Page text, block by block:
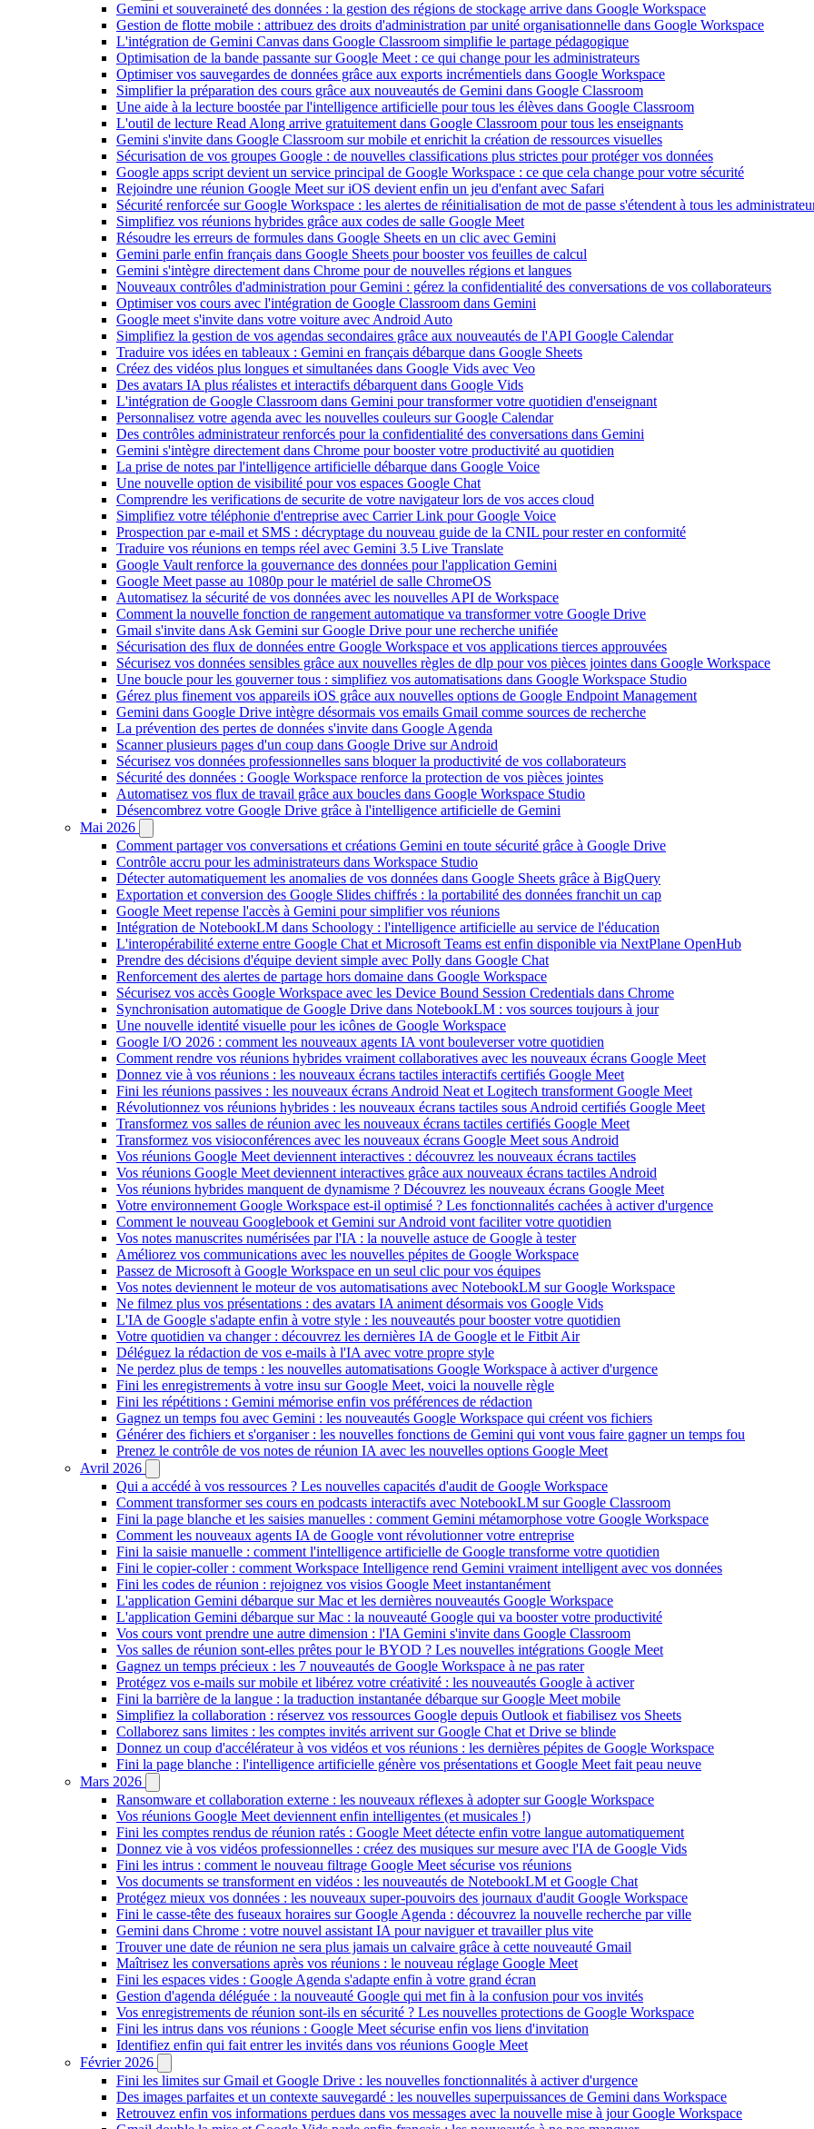
Gemini et souveraineté des données : la gestion des régions de stockage arrive dans Google Workspace
Gestion de flotte mobile : attribuez des droits d'administration par unité organisationnelle dans Google Workspace
L'intégration de Gemini Canvas dans Google Classroom simplifie le partage pédagogique
Optimisation de la bande passante sur Google Meet : ce qui change pour les administrateurs
Optimiser vos sauvegardes de données grâce aux exports incrémentiels dans Google Workspace
Simplifier la préparation des cours grâce aux nouveautés de Gemini dans Google Classroom
Une aide à la lecture boostée par l'intelligence artificielle pour tous les élèves dans Google Classroom
L'outil de lecture Read Along arrive gratuitement dans Google Classroom pour tous les enseignants
Gemini s'invite dans Google Classroom sur mobile et enrichit la création de ressources visuelles
Sécurisation de vos groupes Google : de nouvelles classifications plus strictes pour protéger vos données
Google apps script devient un service principal de Google Workspace : ce que cela change pour votre sécurité
Rejoindre une réunion Google Meet sur iOS devient enfin un jeu d'enfant avec Safari
Sécurité renforcée sur Google Workspace : les alertes de réinitialisation de mot de passe s'étendent à tous les
Simplifiez vos réunions hybrides grâce aux codes de salle Google Meet
Résoudre les erreurs de formules dans Google Sheets en un clic avec Gemini
Gemini parle enfin français dans Google Sheets pour booster vos feuilles de calcul
Gemini s'intègre directement dans Chrome pour de nouvelles régions et langues
Nouveaux contrôles d'administration pour Gemini : gérez la confidentialité des conversations de vos collaborateurs
Optimiser vos cours avec l'intégration de Google Classroom dans Gemini
Google meet s'invite dans votre voiture avec Android Auto
Simplifiez la gestion de vos agendas secondaires grâce aux nouveautés de l'API Google Calendar
Traduire vos idées en tableaux : Gemini en français débarque dans Google Sheets
Créez des vidéos plus longues et simultanées dans Google Vids avec Veo
Des avatars IA plus réalistes et interactifs débarquent dans Google Vids
L'intégration de Google Classroom dans Gemini pour transformer votre quotidien d'enseignant
Personnalisez votre agenda avec les nouvelles couleurs sur Google Calendar
Des contrôles administrateur renforcés pour la confidentialité des conversations dans Gemini
Gemini s'intègre directement dans Chrome pour booster votre productivité au quotidien
La prise de notes par l'intelligence artificielle débarque dans Google Voice
Une nouvelle option de visibilité pour vos espaces Google Chat
Comprendre les verifications de securite de votre navigateur lors de vos acces cloud
Simplifiez votre téléphonie d'entreprise avec Carrier Link pour Google Voice
Prospection par e-mail et SMS : décryptage du nouveau guide de la CNIL pour rester en conformité
Traduire vos réunions en temps réel avec Gemini 3.5 Live Translate
Google Vault renforce la gouvernance des données pour l'application Gemini
Google Meet passe au 1080p pour le matériel de salle ChromeOS
Automatisez la sécurité de vos données avec les nouvelles API de Workspace
Comment la nouvelle fonction de rangement automatique va transformer votre Google Drive
Gmail s'invite dans Ask Gemini sur Google Drive pour une recherche unifiée
Sécurisation des flux de données entre Google Workspace et vos applications tierces approuvées
Sécurisez vos données sensibles grâce aux nouvelles règles de dlp pour vos pièces jointes dans Google Workspace
Une boucle pour les gouverner tous : simplifiez vos automatisations dans Google Workspace Studio
Gérez plus finement vos appareils iOS grâce aux nouvelles options de Google Endpoint Management
Gemini dans Google Drive intègre désormais vos emails Gmail comme sources de recherche
La prévention des pertes de données s'invite dans Google Agenda
Scanner plusieurs pages d'un coup dans Google Drive sur Android
Sécurisez vos données professionnelles sans bloquer la productivité de vos collaborateurs
Sécurité des données : Google Workspace renforce la protection de vos pièces jointes
Automatisez vos flux de travail grâce aux boucles dans Google Workspace Studio
Désencombrez votre Google Drive grâce à l'intelligence artificielle de Gemini
Mai 2026
Comment partager vos conversations et créations Gemini en toute sécurité grâce à Google Drive
Contrôle accru pour les administrateurs dans Workspace Studio
Détecter automatiquement les anomalies de vos données dans Google Sheets grâce à BigQuery
Exportation et conversion des Google Slides chiffrés : la portabilité des données franchit un cap
Google Meet repense l'accès à Gemini pour simplifier vos réunions
Intégration de NotebookLM dans Schoology : l'intelligence artificielle au service de l'éducation
L'interopérabilité externe entre Google Chat et Microsoft Teams est enfin disponible via NextPlane OpenHub
Prendre des décisions d'équipe devient simple avec Polly dans Google Chat
Renforcement des alertes de partage hors domaine dans Google Workspace
Sécurisez vos accès Google Workspace avec les Device Bound Session Credentials dans Chrome
Synchronisation automatique de Google Drive dans NotebookLM : vos sources toujours à jour
Une nouvelle identité visuelle pour les icônes de Google Workspace
Google I/O 2026 : comment les nouveaux agents IA vont bouleverser votre quotidien
Comment rendre vos réunions hybrides vraiment collaboratives avec les nouveaux écrans Google Meet
Donnez vie à vos réunions : les nouveaux écrans tactiles interactifs certifiés Google Meet
Fini les réunions passives : les nouveaux écrans Android Neat et Logitech transforment Google Meet
Révolutionnez vos réunions hybrides : les nouveaux écrans tactiles sous Android certifiés Google Meet
Transformez vos salles de réunion avec les nouveaux écrans tactiles certifiés Google Meet
Transformez vos visioconférences avec les nouveaux écrans Google Meet sous Android
Vos réunions Google Meet deviennent interactives : découvrez les nouveaux écrans tactiles
Vos réunions Google Meet deviennent interactives grâce aux nouveaux écrans tactiles Android
Vos réunions hybrides manquent de dynamisme ? Découvrez les nouveaux écrans Google Meet
Votre environnement Google Workspace est-il optimisé ? Les fonctionnalités cachées à activer d'urgence
Comment le nouveau Googlebook et Gemini sur Android vont faciliter votre quotidien
Vos notes manuscrites numérisées par l'IA : la nouvelle astuce de Google à tester
Améliorez vos communications avec les nouvelles pépites de Google Workspace
Passez de Microsoft à Google Workspace en un seul clic pour vos équipes
Vos notes deviennent le moteur de vos automatisations avec NotebookLM sur Google Workspace
Ne filmez plus vos présentations : des avatars IA animent désormais vos Google Vids
L'IA de Google s'adapte enfin à votre style : les nouveautés pour booster votre quotidien
Votre quotidien va changer : découvrez les dernières IA de Google et le Fitbit Air
Déléguez la rédaction de vos e-mails à l'IA avec votre propre style
Ne perdez plus de temps : les nouvelles automatisations Google Workspace à activer d'urgence
Fini les enregistrements à votre insu sur Google Meet, voici la nouvelle règle
Fini les répétitions : Gemini mémorise enfin vos préférences de rédaction
Gagnez un temps fou avec Gemini : les nouveautés Google Workspace qui créent vos fichiers
Générer des fichiers et s'organiser : les nouvelles fonctions de Gemini qui vont vous faire gagner un temps fou
Prenez le contrôle de vos notes de réunion IA avec les nouvelles options Google Meet
Avril 2026
Qui a accédé à vos ressources ? Les nouvelles capacités d'audit de Google Workspace
Comment transformer ses cours en podcasts interactifs avec NotebookLM sur Google Classroom
Fini la page blanche et les saisies manuelles : comment Gemini métamorphose votre Google Workspace
Comment les nouveaux agents IA de Google vont révolutionner votre entreprise
Fini la saisie manuelle : comment l'intelligence artificielle de Google transforme votre quotidien
Fini le copier-coller : comment Workspace Intelligence rend Gemini vraiment intelligent avec vos données
Fini les codes de réunion : rejoignez vos visios Google Meet instantanément
L'application Gemini débarque sur Mac et les dernières nouveautés Google Workspace
L'application Gemini débarque sur Mac : la nouveauté Google qui va booster votre productivité
Vos cours vont prendre une autre dimension : l'IA Gemini s'invite dans Google Classroom
Vos salles de réunion sont-elles prêtes pour le BYOD ? Les nouvelles intégrations Google Meet
Gagnez un temps précieux : les 7 nouveautés de Google Workspace à ne pas rater
Protégez vos e-mails sur mobile et libérez votre créativité : les nouveautés Google à activer
Fini la barrière de la langue : la traduction instantanée débarque sur Google Meet mobile
Simplifiez la collaboration : réservez vos ressources Google depuis Outlook et fiabilisez vos Sheets
Collaborez sans limites : les comptes invités arrivent sur Google Chat et Drive se blinde
Donnez un coup d'accélérateur à vos vidéos et vos réunions : les dernières pépites de Google Workspace
Fini la page blanche : l'intelligence artificielle génère vos présentations et Google Meet fait peau neuve
Mars 2026
Ransomware et collaboration externe : les nouveaux réflexes à adopter sur Google Workspace
Vos réunions Google Meet deviennent enfin intelligentes (et musicales !)
Fini les comptes rendus de réunion ratés : Google Meet détecte enfin votre langue automatiquement
Donnez vie à vos vidéos professionnelles : créez des musiques sur mesure avec l'IA de Google Vids
Fini les intrus : comment le nouveau filtrage Google Meet sécurise vos réunions
Vos documents se transforment en vidéos : les nouveautés de NotebookLM et Google Chat
Protégez mieux vos données : les nouveaux super-pouvoirs des journaux d'audit Google Workspace
Fini le casse-tête des fuseaux horaires sur Google Agenda : découvrez la nouvelle recherche par ville
Gemini dans Chrome : votre nouvel assistant IA pour naviguer et travailler plus vite
Trouver une date de réunion ne sera plus jamais un calvaire grâce à cette nouveauté Gmail
Maîtrisez les conversations après vos réunions : le nouveau réglage Google Meet
Fini les espaces vides : Google Agenda s'adapte enfin à votre grand écran
Gestion d'agenda déléguée : la nouveauté Google qui met fin à la confusion pour vos invités
Vos enregistrements de réunion sont-ils en sécurité ? Les nouvelles protections de Google Workspace
Fini les intrus dans vos réunions : Google Meet sécurise enfin vos liens d'invitation
Identifiez enfin qui fait entrer les invités dans vos réunions Google Meet
Février 2026
Fini les limites sur Gmail et Google Drive : les nouvelles fonctionnalités à activer d'urgence
Des images parfaites et un contexte sauvegardé : les nouvelles superpuissances de Gemini dans Workspace
Retrouvez enfin vos informations perdues dans vos messages avec la nouvelle mise à jour Google Workspace